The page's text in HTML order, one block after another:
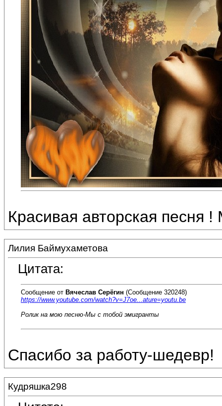
Красивая авторская песня
Лилия Баймухаметова
Цитата:
Сообщение от Вячеслав Серёгин (Сообщение 320248)
https://www.youtube.com/watch?v=J7oe...ature=youtu.be
Ролик на мою песню-Мы с тобой эмигранты
Спасибо за работу-шедевр!
Кудряшка298